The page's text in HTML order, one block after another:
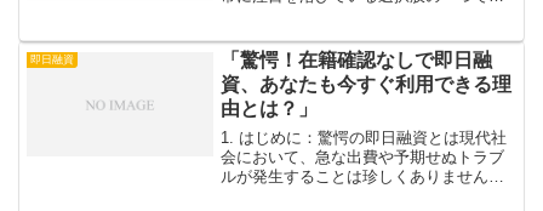
し、金利を下げたり、返済条件を見直し
たりすることが可能です。しか...
即日融資
「驚愕！在籍確認なしで即日融
資、あなたも今すぐ利用できる理
由とは？」
1. はじめに：驚愕の即日融資とは現代社
会において、急な出費や予期せぬトラブ
ルが発生することは珍しくありません。